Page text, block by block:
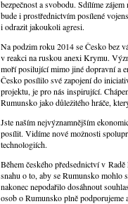
bezpečnost a svobodu. Sdílíme
bude i prostřednictvím posílené
i odrazit jakoukoli agresi.
Na podzim roku 2014 se Česko bez
v reakci na ruskou anexi Krymu.
moří posilující mimo jiné dopravní a
Česko posílilo své zapojení do
projektu, je pro nás inspirující.
Rumunsko jako důležitého hráče,
Jste naším nejvýznamnějším
posílit. Vidíme nové možnosti
technologiích.
Během českého předsednictví v
snahu o to, aby se Rumunsko mohlo
nakonec nepodařilo dosáhnout
osob o Rumunsko plně podporujeme